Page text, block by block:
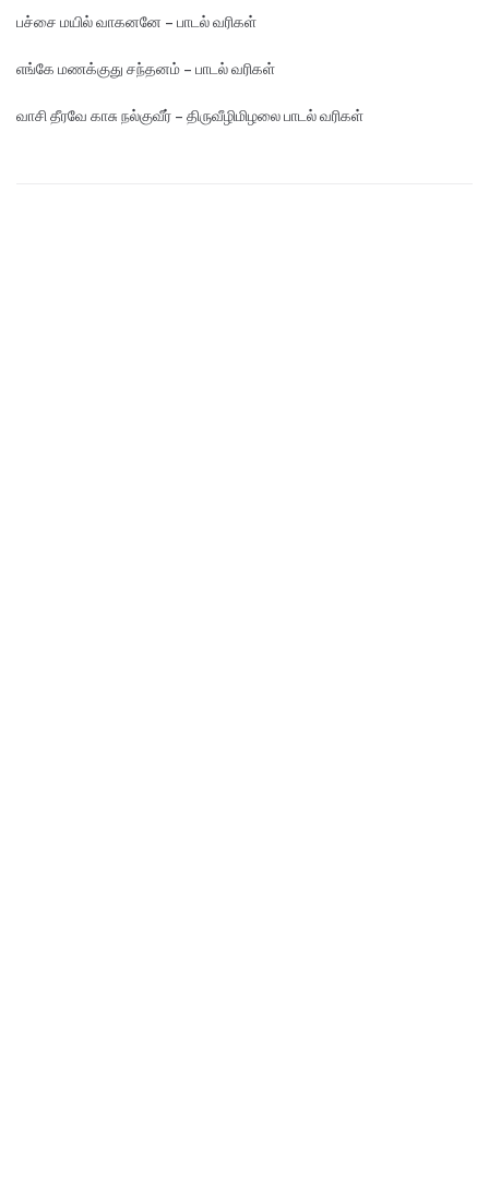
பச்சை மயில் வாகனனே – பாடல் வரிகள்
எங்கே மண‌க்குது சந்தனம் – பாடல் வரிகள்
வாசி தீரவே காசு நல்குவீர் – திருவீழிமிழலை பாடல் வரிகள்